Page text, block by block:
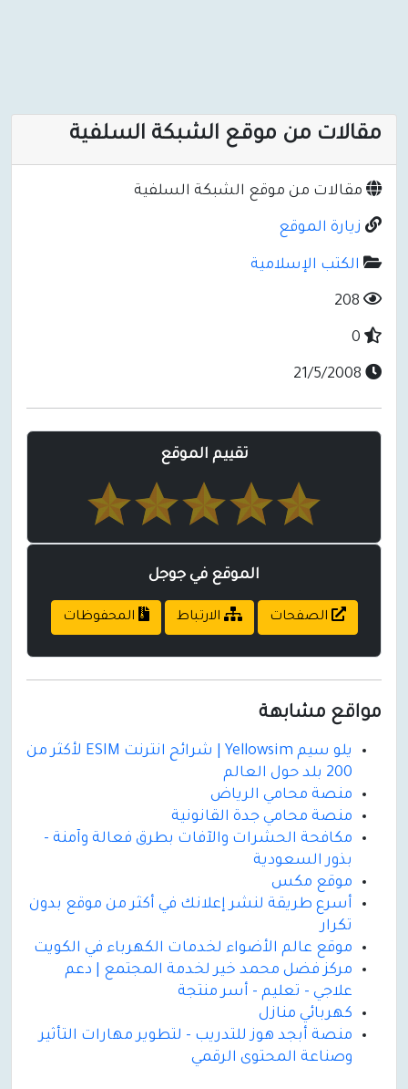
مقالات من موقع الشبكة السلفية
مقالات من موقع الشبكة السلفية
زيارة الموقع
الكتب الإسلامية
تقييم الموقع
الموقع في جوجل
الصفحات الارتباط المحفوظات
مواقع مشابهة
يلو سيم Yellowsim | شرائح انترنت ESIM لأكثر من
200 بلد حول العالم
منصة محامي الرياض
منصة محامي جدة القانونية
مكافحة الحشرات والآفات بطرق فعالة وآمنة -
بذور السعودية
موقع مكس
أسرع طريقة لنشر إعلانك في أكثر من موقع بدون
تكرار
موقع عالم الأضواء لخدمات الكهرباء في الكويت
مركز فضل محمد خير لخدمة المجتمع | دعم
علاجي - تعليم - أسر منتجة
كهربائي منازل
منصة أبجد هوز للتدريب - لتطوير مهارات التأثير
وصناعة المحتوى الرقمي